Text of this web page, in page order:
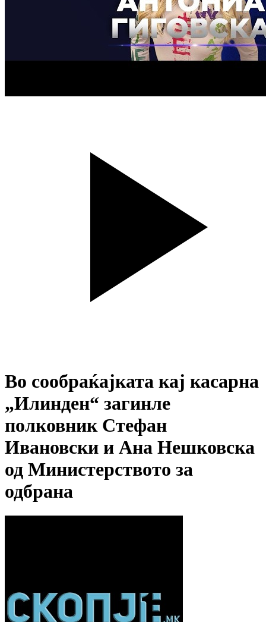
Во сообраќајката кај касарна
„Илинден“ загинле
полковник Стефан
Ивановски и Ана Нешковска
од Министерството за
одбрана